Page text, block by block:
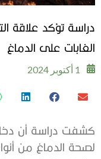
دراسة تؤكد علاقة
الغابات على الدماغ
1 أكتوبر 2024
كشفت دراسة أن
لصحة الدماغ من